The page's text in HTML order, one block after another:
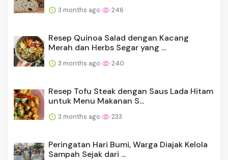
3 months ago 246
Resep Quinoa Salad dengan Kacang
Merah dan Herbs Segar yang ...
3 months ago 240
Resep Tofu Steak dengan Saus Lada Hitam
untuk Menu Makanan S...
3 months ago 233
Peringatan Hari Bumi, Warga Diajak Kelola
Sampah Sejak dari ...